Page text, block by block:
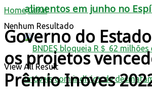
alimentos em junho no
Nenhum Resultado
View All Result
Home Geral
Governo do
os projetos
Prêmio Inoves